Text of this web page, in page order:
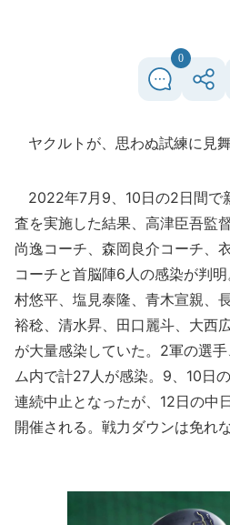
0
ヤクルトが、思わぬ試練に見舞
2022年7月9、10日の2日間で
査を実施した結果、高津臣吾監
尚逸コーチ、森岡良介コーチ、
コーチと首脳陣6人の感染が判
村悠平、塩見泰隆、青木宣親、
裕稔、清水昇、田口麗斗、大西
が大量感染していた。2軍の選
ム内で計27人が感染。9、10日
連続中止となったが、12日の中
開催される。戦力ダウンは免れな